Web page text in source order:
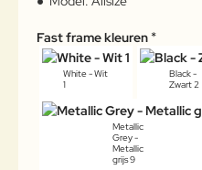
Fast frame kleuren
White - Wit
1
Black -
Zwart 2
Metallic
Grey -
Metallic
grijs 9